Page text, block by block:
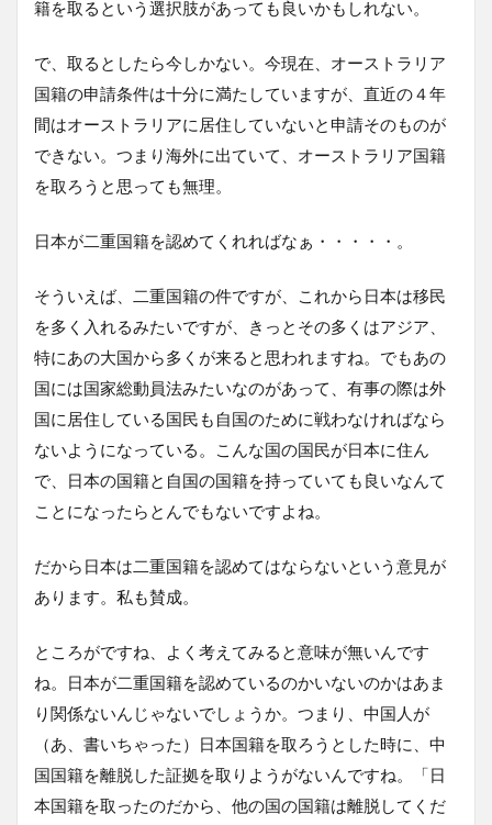
籍を取るという選択肢があっても良いかもしれない。
で、取るとしたら今しかない。今現在、オーストラリア
国籍の申請条件は十分に満たしていますが、直近の４年
間はオーストラリアに居住していないと申請そのものが
できない。つまり海外に出ていて、オーストラリア国籍
を取ろうと思っても無理。
日本が二重国籍を認めてくれればなぁ・・・・・。
そういえば、二重国籍の件ですが、これから日本は移民
を多く入れるみたいですが、きっとその多くはアジア、
特にあの大国から多くが来ると思われますね。でもあの
国には国家総動員法みたいなのがあって、有事の際は外
国に居住している国民も自国のために戦わなければなら
ないようになっている。こんな国の国民が日本に住ん
で、日本の国籍と自国の国籍を持っていても良いなんて
ことになったらとんでもないですよね。
だから日本は二重国籍を認めてはならないという意見が
あります。私も賛成。
ところがですね、よく考えてみると意味が無いんです
ね。日本が二重国籍を認めているのかいないのかはあま
り関係ないんじゃないでしょうか。つまり、中国人が
（あ、書いちゃった）日本国籍を取ろうとした時に、中
国国籍を離脱した証拠を取りようがないんですね。「日
本国籍を取ったのだから、他の国の国籍は離脱してくだ